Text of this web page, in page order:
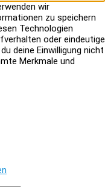
wir
zu speichern
Technologien
oder eindeutige
deine Einwilligung nicht
Merkmale und